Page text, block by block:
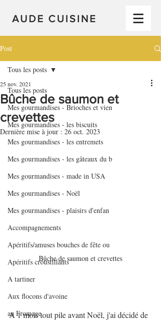
AUDE CUISINE
Post
Tous les posts
Mes gourmandises - Brioches et vien
Mes gourmandises - les biscuits
Mes gourmandises - les entremets
Mes gourmandises - les gâteaux du b
Mes gourmandises - made in USA
Mes gourmandises - Noël
Mes gourmandises - plaisirs d'enfan
Accompagnements
Apéritifs/amuses bouches de fête ou
Apéritifs croustillants
A tartiner
Aux flocons d'avoine
au Fromage
Tous les posts
Bûche de saumon et
crevettes
25 nov. 2021
Dernière mise à jour : 26 oct. 2023
Bûche de saumon et crevettes
A 1 mois tout pile avant Noël, j'ai décidé de